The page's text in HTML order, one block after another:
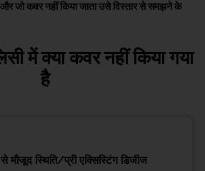
जो कवर नहीं किया जाता उसे विस्तार से समझने के
में क्या कवर नहीं किया गया
है
मौजूद स्थिति/प्री एक्सिस्टिंग डिजीज